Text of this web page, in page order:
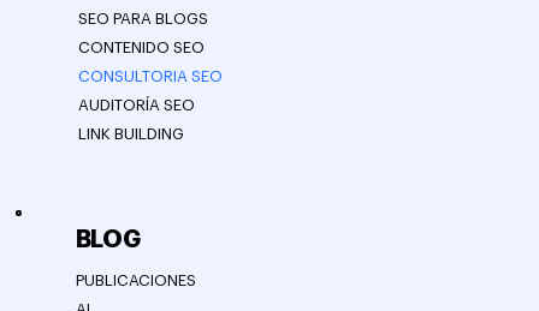
SEO PARA BLOGS
CONTENIDO SEO
CONSULTORIA SEO
AUDITORÍA SEO
LINK BUILDING
BLOG
PUBLICACIONES